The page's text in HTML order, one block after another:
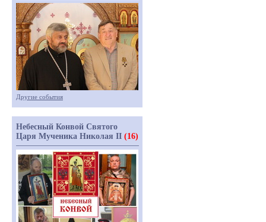
Другие события
Небесный Конвой Святого
Царя Мученика Николая II (16)